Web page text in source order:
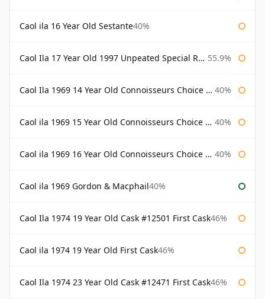
Caol ila 16 Year Old Sestante40%
Caol Ila 17 Year Old 1997 Unpeated Special Release 2015 55.9%
Caol Ila 1969 14 Year Old Connoisseurs Choice Gordon & Macphail 40%
Caol ila 1969 15 Year Old Connoisseurs Choice Gordon & Macphail 40%
Caol ila 1969 16 Year Old Connoisseurs Choice Gordon & Macphail 40%
Caol ila 1969 Gordon & Macphail40%
Caol Ila 1974 19 Year Old Cask #12501 First Cask46%
Caol ila 1974 19 Year Old First Cask46%
Caol Ila 1974 23 Year Old Cask #12471 First Cask46%